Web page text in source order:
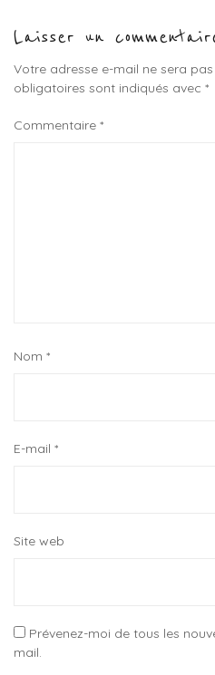
Laisser un
Votre adresse e-mail ne sera
obligatoires sont indiqués avec *
Commentaire *
Nom *
E-mail *
Site web
Prévenez-moi de tous les
mail.